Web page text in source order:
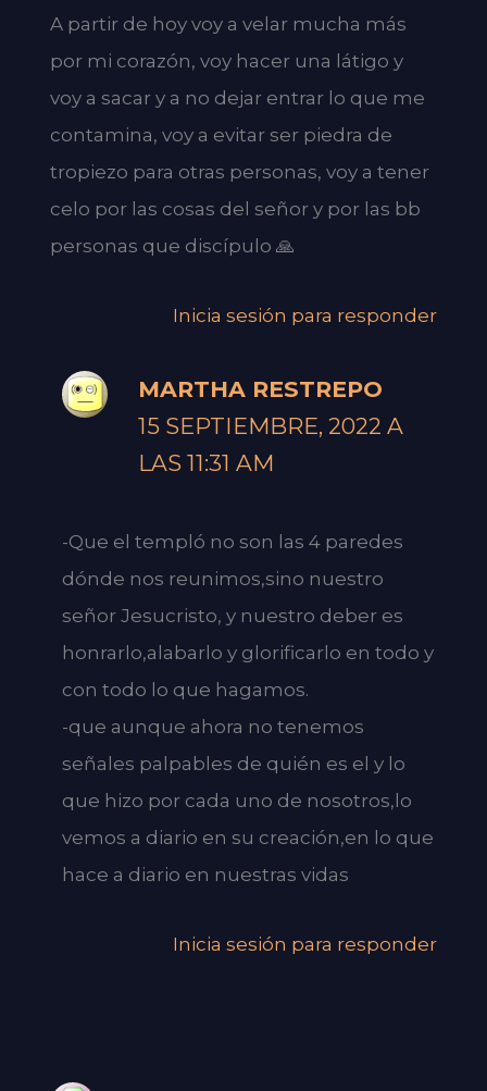
A partir de hoy voy a velar mucha más
por mi corazón, voy hacer una látigo y
voy a sacar y a no dejar entrar lo que me
contamina, voy a evitar ser piedra de
tropiezo para otras personas, voy a tener
celo por las cosas del señor y por las bb
personas que discípulo 🙏
Inicia sesión para responder
MARTHA RESTREPO
15 SEPTIEMBRE, 2022 A
LAS 11:31 AM
-Que el templó no son las 4 paredes
dónde nos reunimos,sino nuestro
señor Jesucristo, y nuestro deber es
honrarlo,alabarlo y glorificarlo en todo y
con todo lo que hagamos.
-que aunque ahora no tenemos
señales palpables de quién es el y lo
que hizo por cada uno de nosotros,lo
vemos a diario en su creación,en lo que
hace a diario en nuestras vidas
Inicia sesión para responder